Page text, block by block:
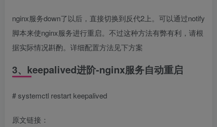
nginx服务down了以后，直接切换到反代2上。可以通过notify
脚本来使nginx服务进行重启。不过这种方法有弊有利，请根
据实际情况斟酌。详细配置方法见下方案
3、keepalived进阶-nginx服务自动重启
# systemctl restart keepalived
原文链接：